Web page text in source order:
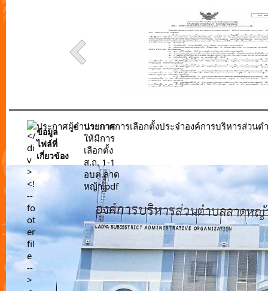
ประกาศผู้อำนวยการการเลือกตั้งประจำองค์การบริหารส่วน
ข้อมูล
ไฟล์ที่
เกี่ยวข้อง
ประกาศ
ให้มีการ
เลือกตั้ง
ส.ถ. 1-1
อบต.ลาด
หญ้า.pdf